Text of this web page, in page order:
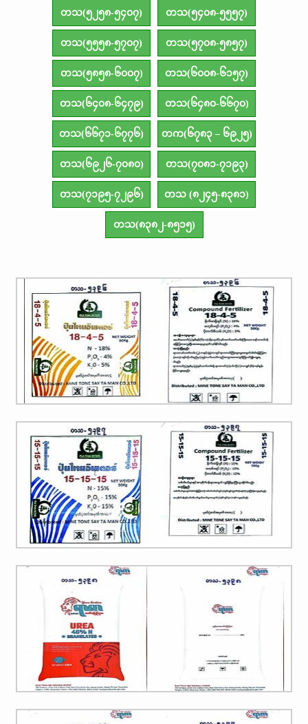
တသ(၅၂၅၈-၅၄၀၇) တသ(၅၄၀၈-၅၅၅၇)
တသ(၅၅၅၈-၅၇၀၇) တသ(၅၇၀၈-၅၈၅၇)
တသ(၅၈၅၈-၆၀၀၇) တသ(၆၀၀၈-၆၁၅၇)
တသ(၆၄၀၈-၆၄၇၉) တသ(၆၄၈၀-၆၆၇၀)
တသ(၆၆၇၁-၆၇၇၆) တက(၆၇၈၃ – ၆၉၂၅)
တသ(၆၉၂၆-၇၀၈၀) တသ(၇၀၈၁-၇၁၉၃)
တသ(၇၁၉၅-၇၂၉၆) တသ (၈၂၄၅-၈၃၈၁)
တသ(၈၃၈၂-၈၅၁၅)